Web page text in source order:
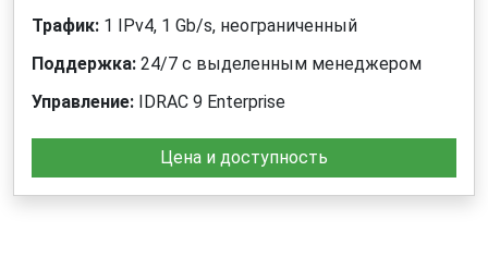
Трафик: 1 IPv4, 1 Gb/s, неограниченный
Поддержка: 24/7 с выделенным менеджером
Управление: IDRAC 9 Enterprise
Цена и доступность